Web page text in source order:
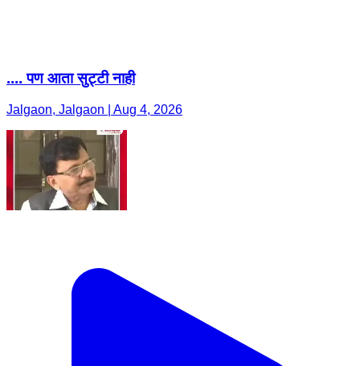
.... पण आता सुट्टी नाही
Jalgaon, Jalgaon | Aug 4, 2026